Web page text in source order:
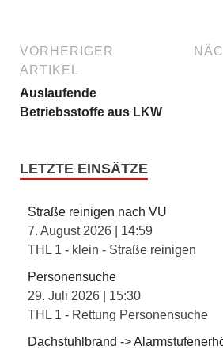
VORHERIGER
ARTIKEL
Auslaufende
Betriebsstoffe aus LKW
LETZTE EINSÄTZE
Straße reinigen nach VU
7. August 2026
14:59
THL 1 - klein - Straße reinigen
Personensuche
29. Juli 2026
15:30
THL 1 - Rettung Personensuche
Dachstuhlbrand ->